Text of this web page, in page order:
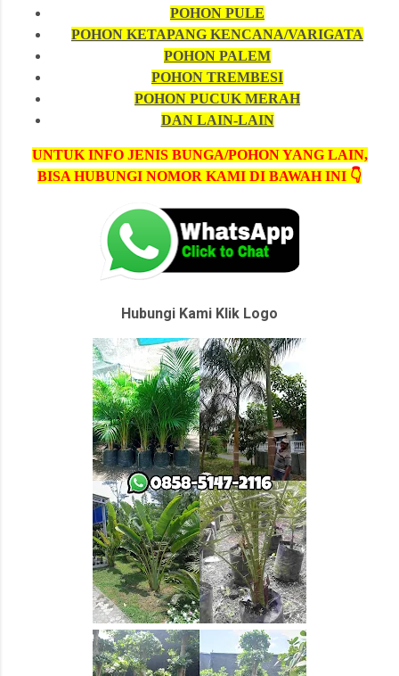
POHON PULE
POHON KETAPANG KENCANA/VARIGATA
POHON PALEM
POHON TREMBESI
POHON PUCUK MERAH
DAN LAIN-LAIN
UNTUK INFO JENIS BUNGA/POHON YANG LAIN,
BISA HUBUNGI NOMOR KAMI DI BAWAH INI 👇
Hubungi Kami Klik Logo